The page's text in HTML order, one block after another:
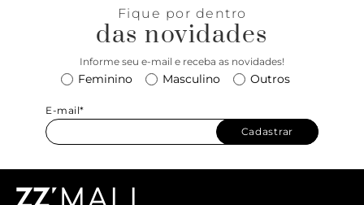
Fique por dentro
das novidades
Informe seu e-mail e receba as novidades!
Feminino Masculino Outros
E-mail*
Cadastrar